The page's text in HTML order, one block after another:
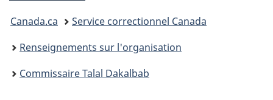
Vous
êtes
ici :
Canada.ca
Service correctionnel Canada
Renseignements sur l'organisation
Commissaire Talal Dakalbab